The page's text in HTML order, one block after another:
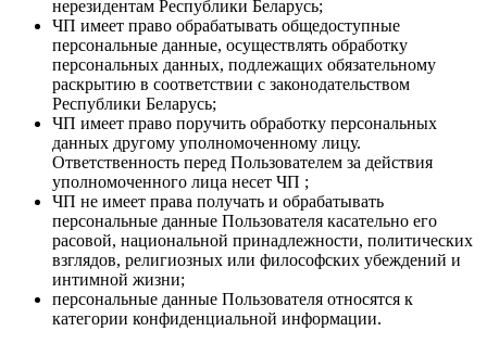
нерезидентам Республики Беларусь;
ЧП имеет право обрабатывать общедоступные
персональные данные, осуществлять обработку
персональных данных, подлежащих обязательному
раскрытию в соответствии с законодательством
Республики Беларусь;
ЧП имеет право поручить обработку персональных
данных другому уполномоченному лицу.
Ответственность перед Пользователем за действия
уполномоченного лица несет ЧП ;
ЧП не имеет права получать и обрабатывать
персональные данные Пользователя касательно его
расовой, национальной принадлежности, политических
взглядов, религиозных или философских убеждений и
интимной жизни;
персональные данные Пользователя относятся к
категории конфиденциальной информации.